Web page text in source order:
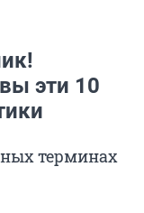
эти 10
терминах